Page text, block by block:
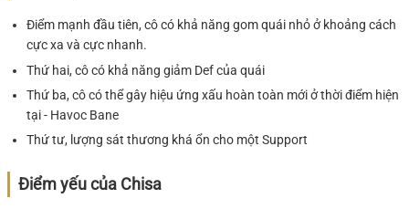
Điểm mạnh đầu tiên, cô có khả năng gom quái nhỏ ở khoảng cách
cực xa và cực nhanh.
Thứ hai, cô có khả năng giảm Def của quái
Thứ ba, cô có thể gây hiệu ứng xấu hoàn toàn mới ở thời điểm hiện
tại - Havoc Bane
Thứ tư, lượng sát thương khá ổn cho một Support
Điểm yếu của Chisa